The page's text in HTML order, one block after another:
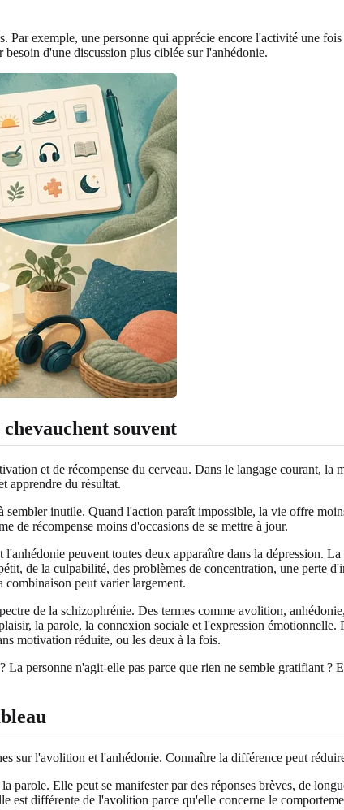
Par exemple, une personne qui apprécie encore l'activité une
d'une discussion plus ciblée sur l'anhédonie.
souvent
et de récompense du cerveau. Dans le langage courant,
apprendre du résultat.
inutile. Quand l'action paraît impossible, la vie offre
de récompense moins d'occasions de se mettre à jour.
peuvent toutes deux apparaître dans la dépression.
de la culpabilité, des problèmes de concentration, une perte
combinaison peut varier largement.
de la schizophrénie. Des termes comme avolition,
la parole, la connexion sociale et l'expression
motivation réduite, ou les deux à la fois.
personne n'agit-elle pas parce que rien ne semble gratifiant ?
sur l'avolition et l'anhédonie. Connaître la différence peut
Elle peut se manifester par des réponses brèves, de
est différente de l'avolition parce qu'elle concerne le